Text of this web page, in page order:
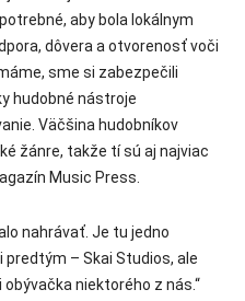
aby bola lokálnym
dôvera a otvorenosť voči
sme si zabezpečili
hudobné nástroje
Väčšina hudobníkov
žánre, takže tí sú aj najviac
Music Press.
nahrávať. Je tu jedno
– Skai Studios, ale
niektorého z nás.“